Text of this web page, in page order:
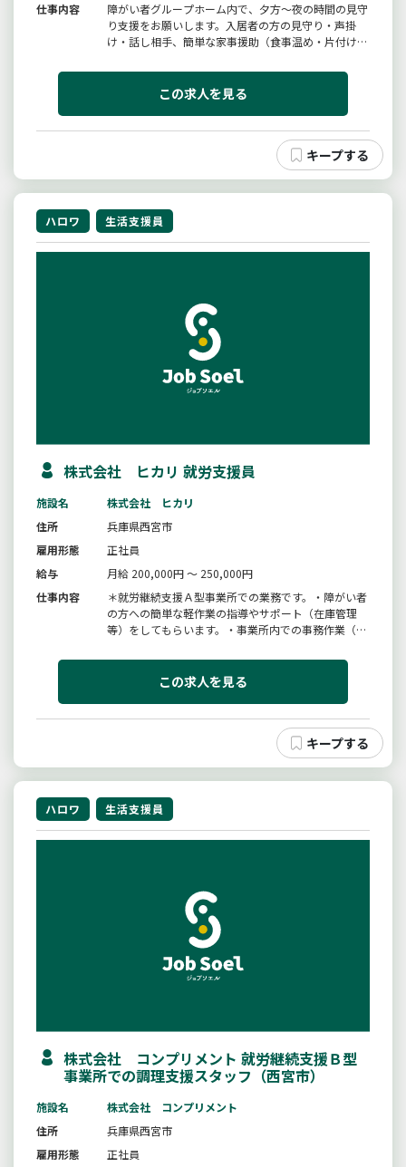
仕事内容
障がい者グループホーム内で、夕方〜夜の時間の見守
り支援をお願いします。入居者の方の見守り・声掛
け・話し相手、簡単な家事援助（食事温め・片付け・
です）【変更範囲：変更なし】
この求人を見る
ハロワ 生活支援員
株式会社 ヒカリ 就労支援員
施設名
株式会社 ヒカリ
住所
兵庫県西宮市
雇用形態
正社員
給与
月給 200,000円 ～ 250,000円
仕事内容
＊就労継続支援Ａ型事業所での業務です。・障がい者
の方への簡単な軽作業の指導やサポート（在庫管理
等）をしてもらいます。・事業所内での事務作業（簡
方でも歓迎です。＊変更範囲：変更なし
この求人を見る
ハロワ 生活支援員
株式会社 コンプリメント 就労継続支援Ｂ型
事業所での調理支援スタッフ（西宮市）
施設名
株式会社 コンプリメント
住所
兵庫県西宮市
雇用形態
正社員